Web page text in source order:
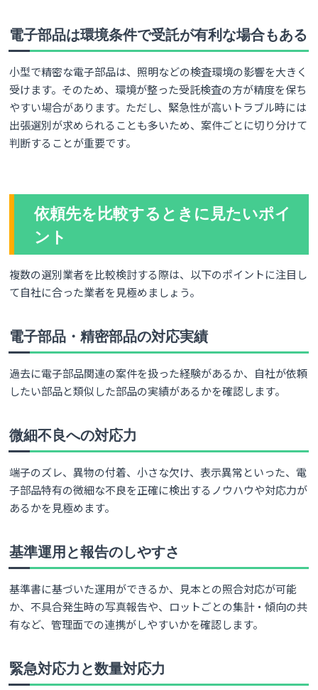
電子部品は環境条件で受託が有利な場合もある
小型で精密な電子部品は、照明などの検査環境の影響を大きく
受けます。そのため、環境が整った受託検査の方が精度を保ち
やすい場合があります。ただし、緊急性が高いトラブル時には
出張選別が求められることも多いため、案件ごとに切り分けて
判断することが重要です。
依頼先を比較するときに見たいポイ
ント
複数の選別業者を比較検討する際は、以下のポイントに注目し
て自社に合った業者を見極めましょう。
電子部品・精密部品の対応実績
過去に電子部品関連の案件を扱った経験があるか、自社が依頼
したい部品と類似した部品の実績があるかを確認します。
微細不良への対応力
端子のズレ、異物の付着、小さな欠け、表示異常といった、電
子部品特有の微細な不良を正確に検出するノウハウや対応力が
あるかを見極めます。
基準運用と報告のしやすさ
基準書に基づいた運用ができるか、見本との照合対応が可能
か、不具合発生時の写真報告や、ロットごとの集計・傾向の共
有など、管理面での連携がしやすいかを確認します。
緊急対応力と数量対応力